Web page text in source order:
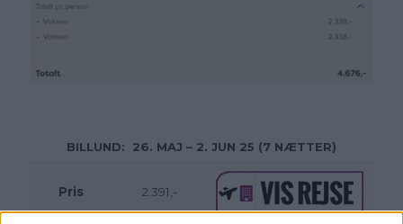
BILLUND: 26. MAJ – 2. JUN 25 (7 NÆTTER)
Pris 2.391,-